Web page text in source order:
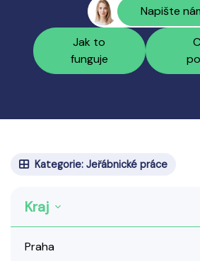
Napište
Jak to
funguje
Kategorie: Jeřábnické práce
Kraj
Praha